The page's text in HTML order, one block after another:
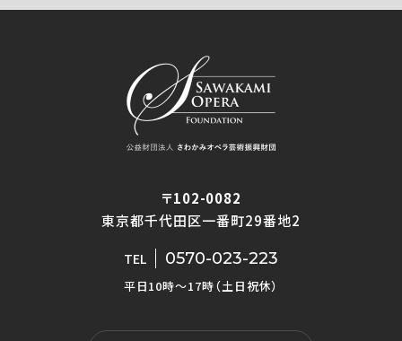
〒102-0082
東京都千代田区一番町29番地2
TEL 0570-023-223
平日10時〜17時（土日祝休）